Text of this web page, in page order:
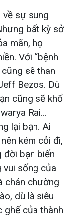
về sự sung
bất kỳ sở
mãn, họ
Với “bệnh
sẽ than
Bezos. Dù
cũng sẽ khổ
Rai...
lại bạn. Ai
kém cỏi đi,
đời bạn biến
vui sống của
chán chường
dù là siêu
ghế của thành